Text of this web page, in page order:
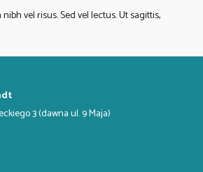
vel risus. Sed vel lectus. Ut sagittis,
3 (dawna ul. 9 Maja)